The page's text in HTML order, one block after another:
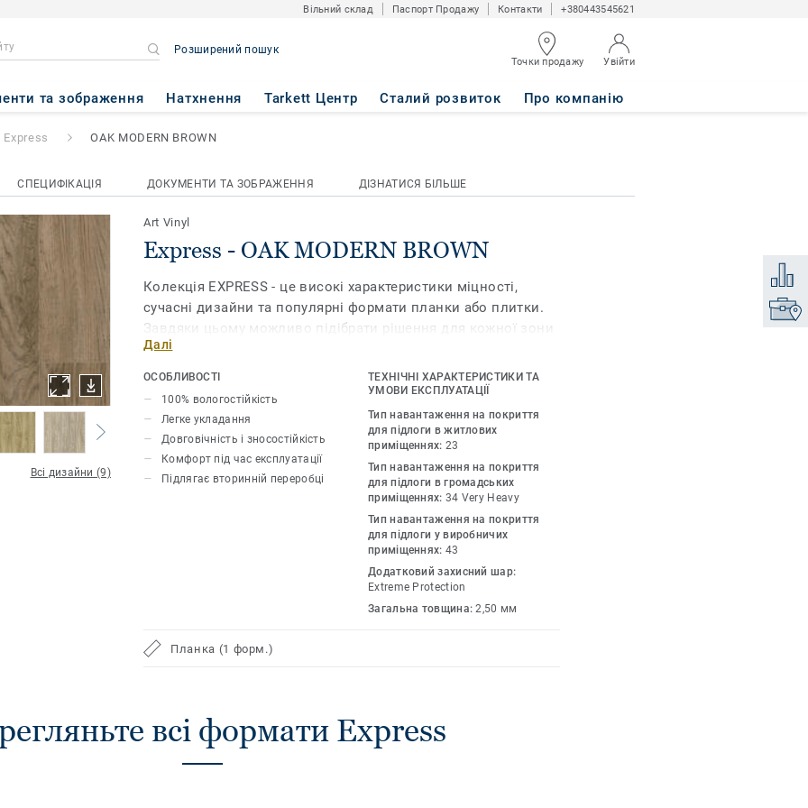
Вільний склад Паспорт Продажу Контакти +380443545621
Розширений пошук
Точки продажу Увійти
та зображення Натхнення Tarkett Центр Сталий розвиток Про компанію
BROWN
Express OAK MODERN BROWN
СПЕЦИФІКАЦІЯ ДОКУМЕНТИ ТА ЗОБРАЖЕННЯ ДІЗНАТИСЯ БІЛЬШЕ
Всі дизайни (9)
Art Vinyl
Express - OAK MODERN BROWN
Колекція EXPRESS - це високі характеристики міцності,
сучасні дизайни та популярні формати планки або плитки.
Завдяки цьому можливо підібрати рішення для кожної зони
у квартирі, в будь-якому із сучасних стилів.
Захисний шар зі щільного ПВХ і кам'яно-полімерний
композит в основі колекції забезпечують довгий термін
експлуатації. А фарбована фаска з чотирьох сторін надає
об'єму і глибини дизайнам у вигляді дерев'яних планок або
керамічних плиток.
Далі
ОСОБЛИВОСТІ
100% вологостійкість
Легке укладання
Довговічність і зносостійкість
Комфорт під час експлуатації
Підлягає вторинній переробці
ТЕХНІЧНІ ХАРАКТЕРИСТИКИ ТА
УМОВИ ЕКСПЛУАТАЦІЇ
Тип навантаження на покриття
для підлоги в житлових
приміщеннях: 23
Тип навантаження на покриття
для підлоги в громадських
приміщеннях: 34 Very Heavy
Тип навантаження на покриття
для підлоги у виробничих
приміщеннях: 43
Додатковий захисний шар:
Extreme Protection
Загальна товщина:2,50 мм
Планка (1 форм.)
всі формати Express